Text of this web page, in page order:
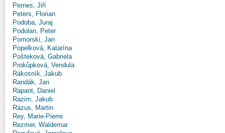
Pernes, Jiří
Peters, Florian
Podoba, Juraj
Podolan, Peter
Pomorski, Jan
Popelková, Katarína
Pošteková, Gabriela
Prokůpková, Vendula
Rákosník, Jakub
Randák, Jan
Rapant, Daniel
Razim, Jakub
Rázus, Martin
Rey, Marie-Pierre
Rezmer, Waldemar